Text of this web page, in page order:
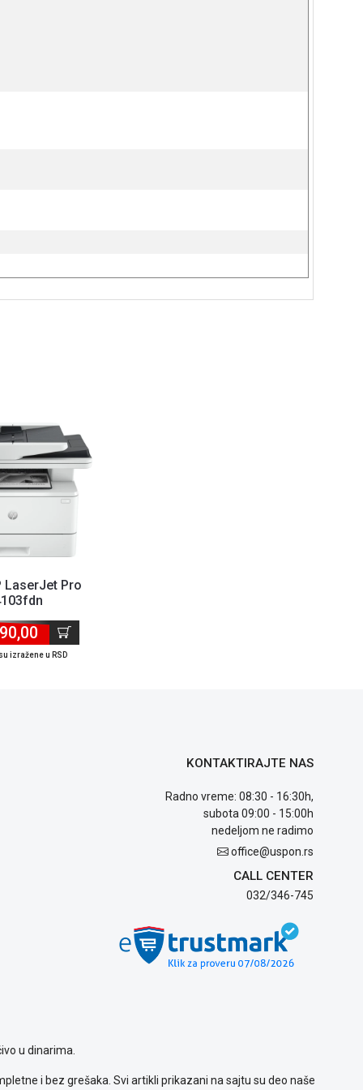
LaserJet Pro
izražene u RSD
KONTAKTIRAJTE NAS
Radno vreme: 08:30 - 16:30h,
subota 09:00 - 15:00h
nedeljom ne radimo
office@uspon.rs
CALL CENTER
032/346-745
u dinarima.
i bez grešaka. Svi artikli prikazani na sajtu su deo naše